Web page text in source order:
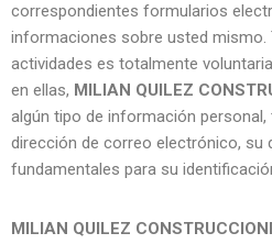
correspondientes formularios
informaciones sobre usted mismo.
actividades es totalmente
en ellas, MILIAN QUILEZ
algún tipo de información
dirección de correo electrónico, su
fundamentales para su
MILIAN QUILEZ